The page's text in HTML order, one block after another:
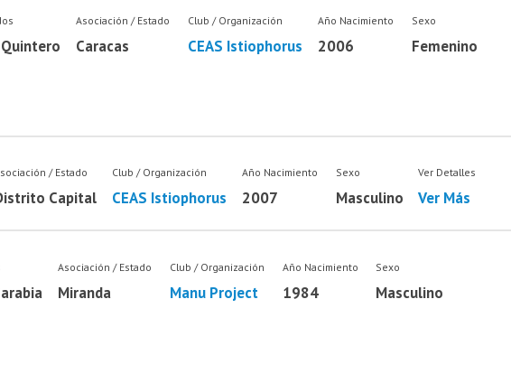
Asociación / Estado
Caracas
Club / Organización
CEAS Istiophorus
Año Nacimiento
2006
Sexo
Femenino
/ Estado
Capital
Club / Organización
CEAS Istiophorus
Año Nacimiento
2007
Sexo
Masculino
Ver Detalles
Ver Más
Asociación / Estado
Miranda
Club / Organización
Manu Project
Año Nacimiento
1984
Sexo
Masculino